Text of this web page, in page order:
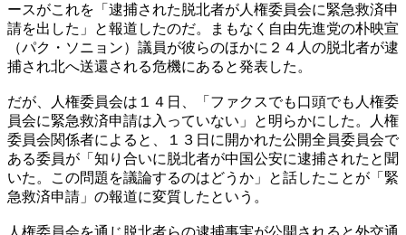
ースがこれを「逮捕された脱北者が人権委員会に緊急救済申
請を出した」と報道したのだ。まもなく自由先進党の朴映宣
（パク・ソニョン）議員が彼らのほかに２４人の脱北者が逮
捕され北へ送還される危機にあると発表した。
だが、人権委員会は１４日、「ファクスでも口頭でも人権委
員会に緊急救済申請は入っていない」と明らかにした。人権
委員会関係者によると、１３日に開かれた公開全員委員会で
ある委員が「知り合いに脱北者が中国公安に逮捕されたと聞
いた。この問題を議論するのはどうか」と話したことが「緊
急救済申請」の報道に変質したという。
人権委員会を通じ脱北者らの逮捕事実が公開されると外交通